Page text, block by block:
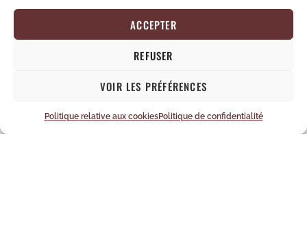
ACCEPTER
REFUSER
VOIR LES PRÉFÉRENCES
Politique relative aux cookiesPolitique de confidentialité